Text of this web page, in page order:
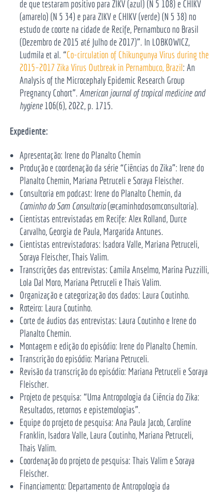
de que testaram positivo para ZIKV (azul) (N 5 108) e CHIKV
(amarelo) (N 5 34) e para ZIKV e CHIKV (verde) (N 5 38) no
estudo de coorte na cidade de Recife, Pernambuco no Brasil
(Dezembro de 2015 até Julho de 2017)”. In LOBKOWICZ,
Ludmila et al. “Co-circulation of Chikungunya Virus during the
2015–2017 Zika Virus Outbreak in Pernambuco, Brazil: An
Analysis of the Microcephaly Epidemic Research Group
Pregnancy Cohort”. American journal of tropical medicine and
hygiene106(6), 2022, p. 1715.
Expediente:
Apresentação: Irene do Planalto Chemin
Produção e coordenação da série “Ciências do Zika”: Irene do
Planalto Chemin, Mariana Petruceli e Soraya Fleischer.
Consultoria em podcast: Irene do Planalto Chemin, da
Caminho do Som Consultoria(@caminhodosomconsultoria).
Cientistas entrevistadas em Recife: Alex Rolland, Durce
Carvalho, Georgia de Paula, Margarida Antunes.
Cientistas entrevistadoras: Isadora Valle, Mariana Petruceli,
Soraya Fleischer, Thais Valim.
Transcrições das entrevistas: Camila Anselmo, Marina Puzzilli,
Lola Dal Moro, Mariana Petruceli e Thais Valim.
Organização e categorização dos dados: Laura Coutinho.
Roteiro: Laura Coutinho.
Corte de áudios das entrevistas: Laura Coutinho e Irene do
Planalto Chemin.
Montagem e edição do episódio: Irene do Planalto Chemin.
Transcrição do episódio: Mariana Petruceli.
Revisão da transcrição do episódio: Mariana Petruceli e Soraya
Fleischer.
Projeto de pesquisa: “Uma Antropologia da Ciência do Zika:
Resultados, retornos e epistemologias”.
Equipe do projeto de pesquisa: Ana Paula Jacob, Caroline
Franklin, Isadora Valle, Laura Coutinho, Mariana Petruceli,
Thais Valim.
Coordenação do projeto de pesquisa: Thais Valim e Soraya
Fleischer.
Financiamento: Departamento de Antropologia da